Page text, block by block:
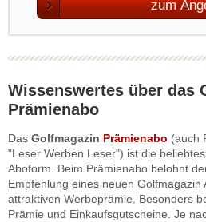
zum
Wissenswertes über das
Prämienabo
Das Golfmagazin Prämienabo (auch
"Leser Werben Leser") ist die
Aboform. Beim Prämienabo belohnt
Empfehlung eines neuen Golfmagazin
attraktiven Werbeprämie. Besonders
Prämie und Einkaufsgutscheine. Je